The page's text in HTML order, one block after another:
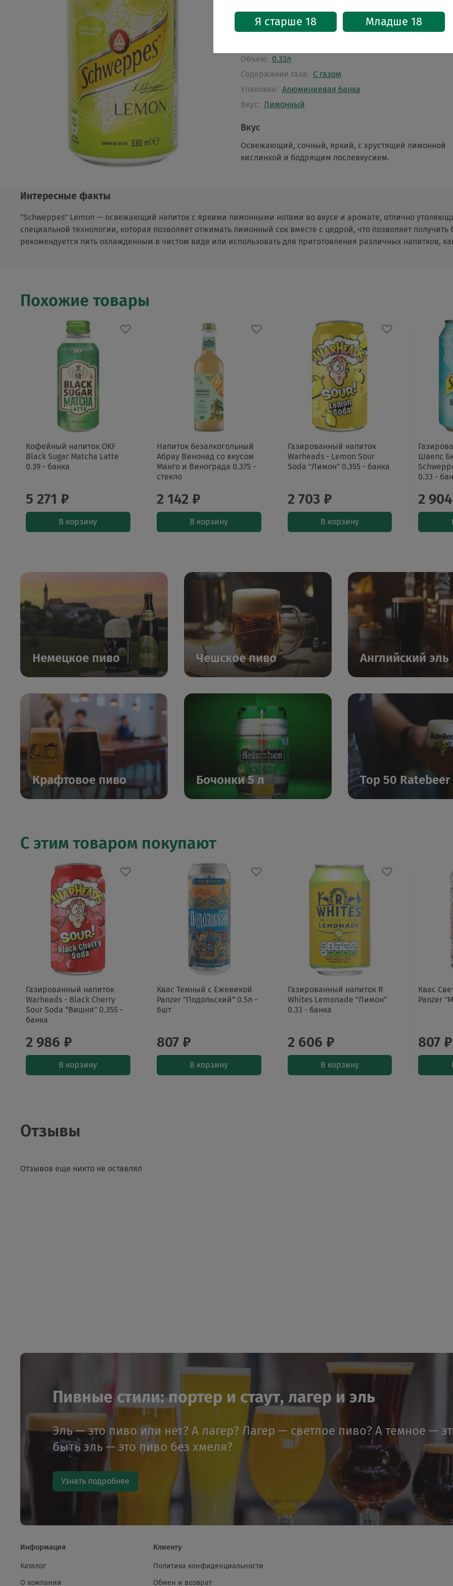
Характеристики
Бренд:
Schweppes
Объем: 0.33л
Содержание газа: С газом
Упаковка: Алюминиевая банка
Вкус: Лимонный
Вкус
Освежающий, сочный, яркий, с хрустящей лимонной
кислинкой и бодрящим послевкусием.
Интересные факты
"Schweppes" Lemon — освежающий напиток с яркими лимонными нотами во вкусе и аромате, отлично
специальной технологии, которая позволяет отжимать лимонный сок вместе с цедрой, что позволяет
рекомендуется пить охлажденным в чистом виде или использовать для приготовления различных напитков,
Похожие товары
Кофейный напиток OKF
Black Sugar Matcha Latte
0.39 - банка
5 271 ₽
В корзину
Напиток безалкогольный
Абрау Винонад со вкусом
Манго и Винограда 0.375 -
стекло
2 142 ₽
В корзину
Газированный напиток
Warheads - Lemon Sour
Soda "Лимон" 0.355 - банка
2 703 ₽
В корзину
Швепс
0.33 -
2
Немецкое пиво Чешское пиво Английский эль
Крафтовое пиво Бочонки 5 л Top 50 Ratebeer
С этим товаром покупают
Газированный напиток
Warheads - Black Cherry
Sour Soda "Вишня" 0.355 -
банка
2 986 ₽
В корзину
Квас Темный с Ежевикой
Panzer "Подольский" 0.5л -
6шт
807 ₽
В корзину
Газированный напиток R
Whites Lemonade "Лимон"
0.33 - банка
2 606 ₽
В корзину
Квас
Panzer
807 ₽
Отзывы
Отзывов еще никто не оставлял
Пивные стили: портер и стаут, лагер и эль
Эль — это пиво или нет? А лагер? Лагер — светлое пиво? А темное —
быть эль — это пиво без хмеля?
Узнать подробнее
Информация
Каталог
О компании
Клиенту
Политика конфиденциальности
Обмен и возврат
Я старше 18 Младше 18